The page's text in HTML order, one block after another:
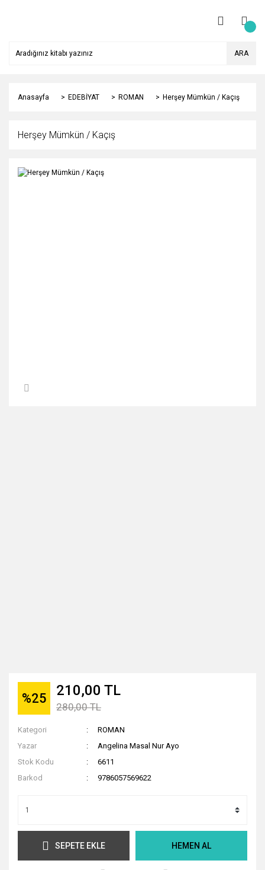
ARA
Anasayfa EDEBİYAT ROMAN Herşey Mümkün / Kaçış
Herşey Mümkün / Kaçış
%25 210,00 TL
280,00 TL
Kategori
ROMAN
Yazar
Angelina Masal Nur Ayo
Stok Kodu
6611
Barkod
9786057569622
SEPETE EKLE HEMEN AL